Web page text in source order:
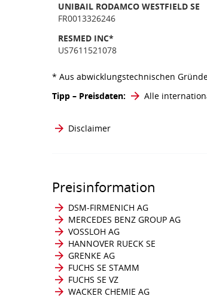
UNIBAIL RODAMCO WESTFIELD SE
FR0013326246
RESMED INC*
US7611521078
* Aus abwicklungstechnischen
Tipp – Preisdaten:
Alle
Disclaimer
Preisinformation
DSM-FIRMENICH AG
MERCEDES BENZ GROUP AG
VOSSLOH AG
HANNOVER RUECK SE
GRENKE AG
FUCHS SE STAMM
FUCHS SE VZ
WACKER CHEMIE AG